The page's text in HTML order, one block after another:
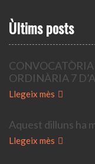
Ùltims posts
CONVOCATÒRIA
ORDINÀRIA 7
Llegeix mès
Aquest dilluns ha
Llegeix mès